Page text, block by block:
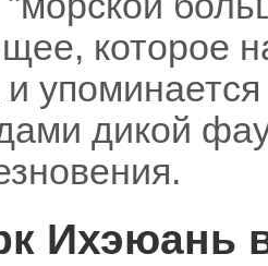
которое
и
дикой
Ихэюань